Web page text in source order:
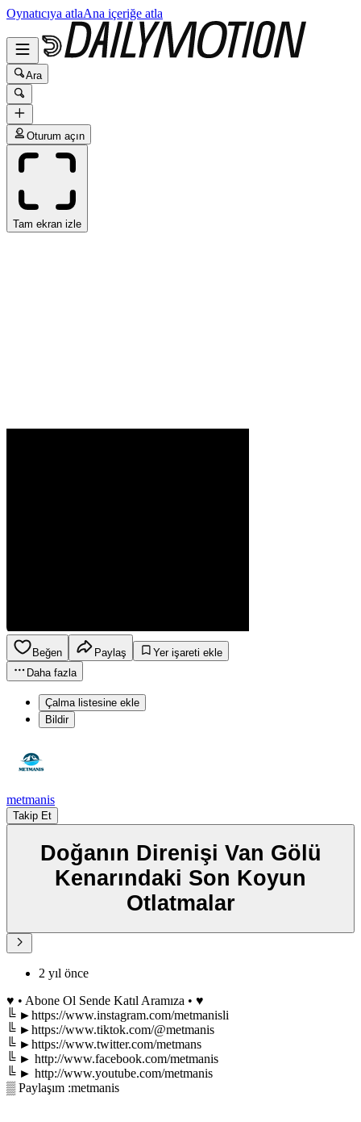
Oynatıcıya atlaAna içeriğe atla
Ara
Oturum açın
Tam ekran izle
Beğen Paylaş
Yer işareti ekle
Daha fazla
Çalma listesine ekle
Bildir
metmanis
Takip Et
Doğanın Direnişi Van Gölü
Kenarındaki Son Koyun
Otlatmalar
2 yıl önce
♥ • Abone Ol Sende Katıl Aramıza • ♥
╚ ►https://www.instagram.com/metmanisli
╚ ►https://www.tiktok.com/@metmanis
╚ ►https://www.twitter.com/metmans
╚ ► http://www.facebook.com/metmanis
╚ ► http://www.youtube.com/metmanis
▒ Paylaşım :metmanis